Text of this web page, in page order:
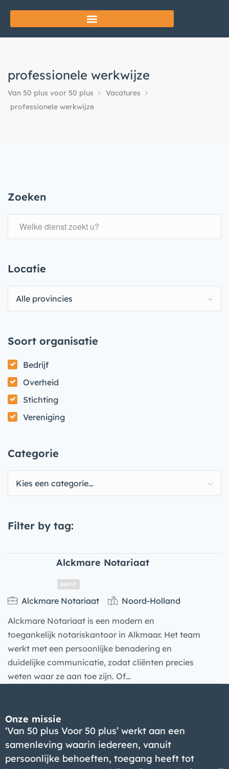
professionele werkwijze
Van 50 plus voor 50 plus
Vacatures
professionele werkwijze
Zoeken
Locatie
Alle provincies
Soort organisatie
Bedrijf
Overheid
Stichting
Vereniging
Categorie
Kies een categorie…
Filter by tag:
Alckmare Notariaat
Alckmare Notariaat
Noord-Holland
Alckmare Notariaat is een modern en
toegankelijk notariskantoor in Alkmaar. Het team
werkt met een persoonlijke benadering en
duidelijke communicatie, zodat cliënten precies
weten waar ze aan toe zijn. Of…
Onze missie
‘Van 50 plus Voor 50 plus’ werkt aan een
samenleving waarin iedereen, vanuit
persoonlijke behoeften, toegang heeft tot